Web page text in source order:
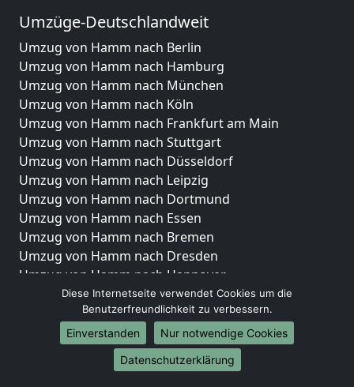
Umzüge-Deutschlandweit
Umzug von Hamm nach Berlin
Umzug von Hamm nach Hamburg
Umzug von Hamm nach München
Umzug von Hamm nach Köln
Umzug von Hamm nach Frankfurt am Main
Umzug von Hamm nach Stuttgart
Umzug von Hamm nach Düsseldorf
Umzug von Hamm nach Leipzig
Umzug von Hamm nach Dortmund
Umzug von Hamm nach Essen
Umzug von Hamm nach Bremen
Umzug von Hamm nach Dresden
Umzug von Hamm nach Hannover
Umzug von Hamm nach Nürnberg
Umzug von Hamm nach Duisburg
Umzug von Hamm nach Bochum
Umzug von Hamm nach Wuppertal
Umzug von Hamm nach Bielefeld
Diese Internetseite verwendet Cookies um die
Benutzerfreundlichkeit zu verbessern.
Einverstanden
Nur notwendige Cookies
Datenschutzerklärung